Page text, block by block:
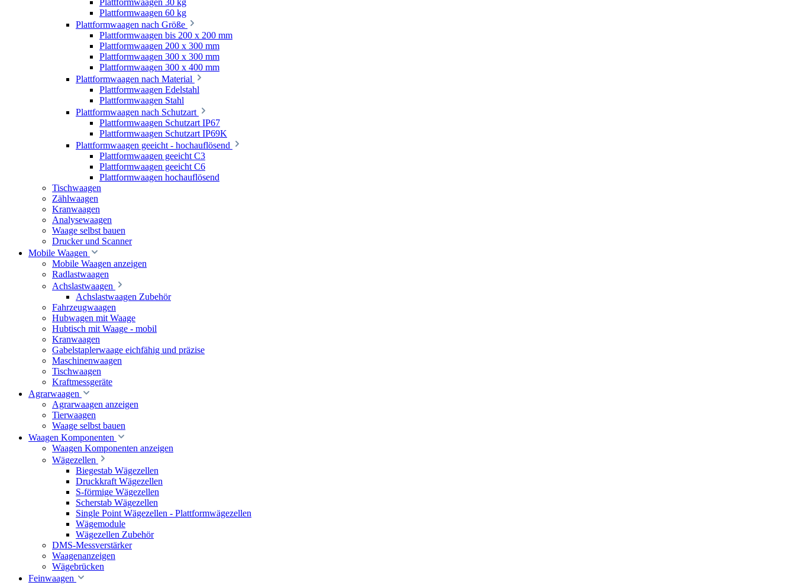
Plattformwaagen 60 kg
Plattformwaagen nach Größe
Plattformwaagen bis 200 x 200 mm
Plattformwaagen 200 x 300 mm
Plattformwaagen 300 x 300 mm
Plattformwaagen 300 x 400 mm
Plattformwaagen nach Material
Plattformwaagen Edelstahl
Plattformwaagen Stahl
Plattformwaagen nach Schutzart
Plattformwaagen Schutzart IP67
Plattformwaagen Schutzart IP69K
Plattformwaagen geeicht - hochauflösend
Plattformwaagen geeicht C3
Plattformwaagen geeicht C6
Plattformwaagen hochauflösend
Tischwaagen
Zählwaagen
Kranwaagen
Analysewaagen
Waage selbst bauen
Drucker und Scanner
Mobile Waagen
Mobile Waagen anzeigen
Radlastwaagen
Achslastwaagen
Achslastwaagen Zubehör
Fahrzeugwaagen
Hubwagen mit Waage
Hubtisch mit Waage - mobil
Kranwaagen
Gabelstaplerwaage eichfähig und präzise
Maschinenwaagen
Tischwaagen
Kraftmessgeräte
Agrarwaagen
Agrarwaagen anzeigen
Tierwaagen
Waage selbst bauen
Waagen Komponenten
Waagen Komponenten anzeigen
Wägezellen
Biegestab Wägezellen
Druckkraft Wägezellen
S-förmige Wägezellen
Scherstab Wägezellen
Single Point Wägezellen - Plattformwägezellen
Wägemodule
Wägezellen Zubehör
DMS-Messverstärker
Waagenanzeigen
Wägebrücken
Feinwaagen